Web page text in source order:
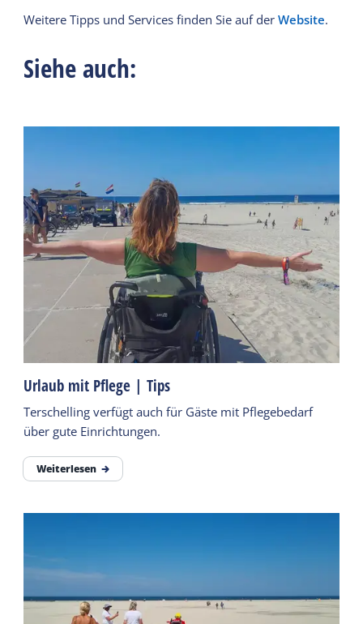
Weitere Tipps und Services finden Sie auf derWebsite.
Siehe auch:
Urlaub mit Pflege | Tips
Terschelling verfügt auch für Gäste mit Pflegebedarf
über gute Einrichtungen.
Weiterlesen